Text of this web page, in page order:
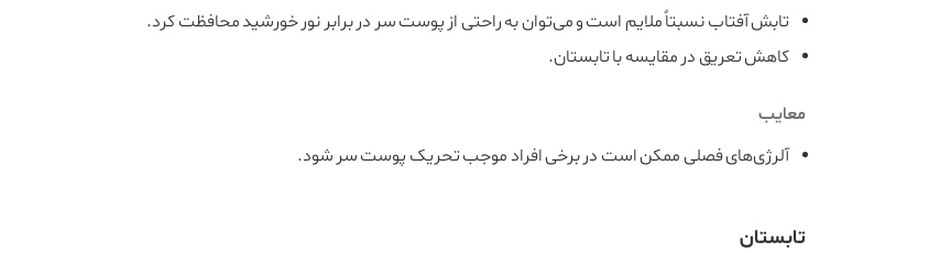
تابش آفتاب نسبتاً ملایم است و می‌توان به راحتی از پوست سر در برابر نور خورشید محافظت کرد.
کاهش تعریق در مقایسه با تابستان.
معایب
آلرژی‌های فصلی ممکن است در برخی افراد موجب تحریک پوست سر شود.
تابستان